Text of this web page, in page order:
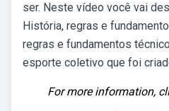
ser. Neste vídeo você vai
História, regras e
regras e fundamentos
esporte coletivo que foi
For more information,